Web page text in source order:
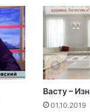
Васту –
01.10.2019